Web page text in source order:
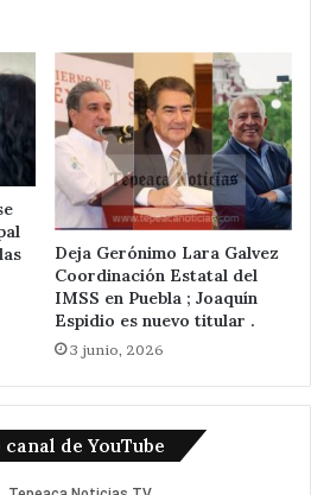
Deja Gerónimo Lara Galvez
Coordinación Estatal del
IMSS en Puebla ; Joaquín
Espidio es nuevo titular .
3 junio, 2026
de YouTube